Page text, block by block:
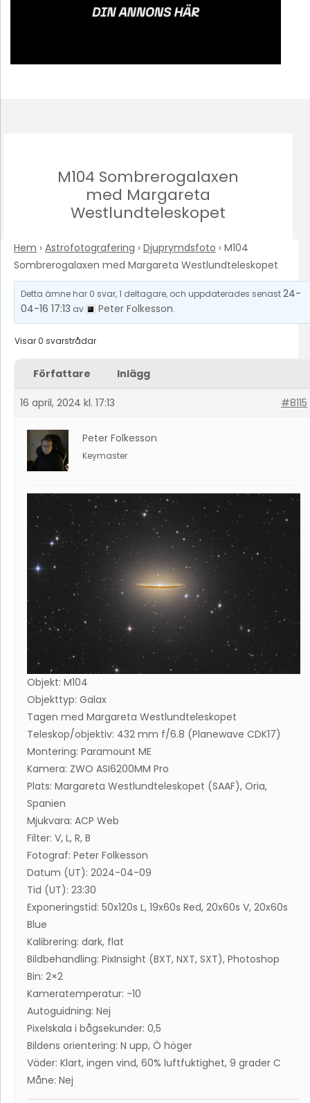
M104 Sombrerogalaxen
med Margareta
Westlundteleskopet
Hem › Astrofotografering › Djuprymdsfoto › M104
Sombrerogalaxen med Margareta Westlundteleskopet
Detta ämne har 0 svar, 1 deltagare, och uppdaterades senast24-
04-16 17:13 av Peter Folkesson.
Visar 0 svarstrådar
Författare Inlägg
16 april, 2024 kl. 17:13 #8115
Peter Folkesson
Keymaster
Objekt: M104
Objekttyp: Galax
Tagen med Margareta Westlundteleskopet
Teleskop/objektiv: 432 mm f/6.8 (Planewave CDK17)
Montering: Paramount ME
Kamera: ZWO ASI6200MM Pro
Plats: Margareta Westlundteleskopet (SAAF), Oria,
Spanien
Mjukvara: ACP Web
Filter: V, L, R, B
Fotograf: Peter Folkesson
Datum (UT): 2024-04-09
Tid (UT): 23:30
Exponeringstid: 50x120s L, 19x60s Red, 20x60s V, 20x60s
Blue
Kalibrering: dark, flat
Bildbehandling: PixInsight (BXT, NXT, SXT), Photoshop
Bin: 2×2
Kameratemperatur: -10
Autoguidning: Nej
Pixelskala i bågsekunder: 0,5
Bildens orientering: N upp, Ö höger
Väder: Klart, ingen vind, 60% luftfuktighet, 9 grader C
Måne: Nej